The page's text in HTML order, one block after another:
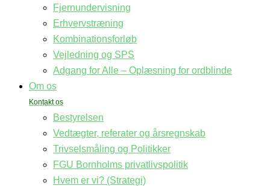
Fjernundervisning
Erhvervstræning
Kombinationsforløb
Vejledning og SPS
Adgang for Alle – Oplæsning for ordblinde
Om os
Bestyrelsen
Vedtægter, referater og årsregnskab
Trivselsmåling og Politikker
FGU Bornholms privatlivspolitik
Hvem er vi? (Strategi)